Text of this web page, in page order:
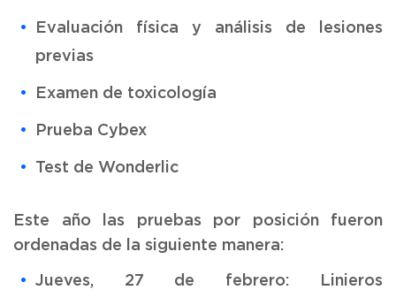
Evaluación física y análisis de lesiones
previas
Examen de toxicología
Prueba Cybex
Test de Wonderlic
Este año las pruebas por posición fueron
ordenadas de la siguiente manera:
Jueves, 27 de febrero: Linieros